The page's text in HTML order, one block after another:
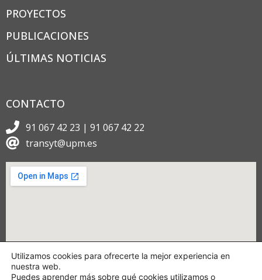
PROYECTOS
PUBLICACIONES
ÚLTIMAS NOTICIAS
CONTACTO
91 067 42 23 | 91 067 42 22
transyt@upm.es
Utilizamos cookies para ofrecerte la mejor experiencia en
nuestra web.
Puedes aprender más sobre qué cookies utilizamos o